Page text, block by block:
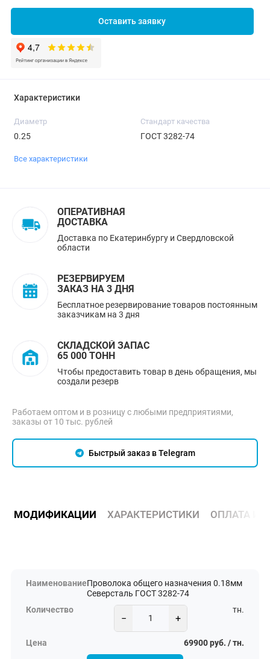
Оставить заявку
Характеристики
Диаметр
0.25
Стандарт качества
ГОСТ 3282-74
Все характеристики
ОПЕРАТИВНАЯ
ДОСТАВКА
Доставка по Екатеринбургу и Свердловской
области
РЕЗЕРВИРУЕМ
ЗАКАЗ НА 3 ДНЯ
Бесплатное резервирование товаров постоянным
заказчикам на 3 дня
СКЛАДСКОЙ ЗАПАС
65 000 ТОНН
Чтобы предоставить товар в день обращения, мы
создали резерв
Работаем оптом и в розницу с любыми предприятиями,
заказы от 10 тыс. рублей
Быстрый заказ в Telegram
МОДИФИКАЦИИ ХАРАКТЕРИСТИКИ ОПЛАТА И
Проволока общего назначения 0.18мм
Северсталь ГОСТ 3282-74
− +
тн.
69900 руб. / тн.